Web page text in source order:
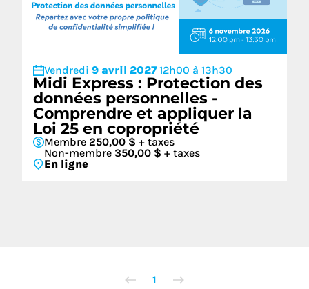
Vendredi 9 avril 202712h00 à 13h30
Midi Express : Protection des
données personnelles -
Comprendre et appliquer la
Loi 25 en copropriété
Membre 250,00 $ + taxes
Non-membre 350,00 $ + taxes
En ligne
1